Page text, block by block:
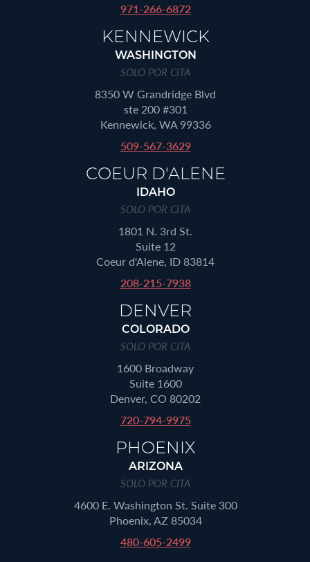
971-266-6872
KENNEWICK
WASHINGTON
SOLO POR CITA
8350 W Grandridge Blvd
ste 200 #301
Kennewick, WA 99336
509-567-3629
COEUR D'ALENE
IDAHO
SOLO POR CITA
1801 N. 3rd St.
Suite 12
Coeur d'Alene, ID 83814
208-215-7938
DENVER
COLORADO
SOLO POR CITA
1600 Broadway
Suite 1600
Denver, CO 80202
720-794-9975
PHOENIX
ARIZONA
SOLO POR CITA
4600 E. Washington St. Suite 300
Phoenix, AZ 85034
480-605-2499